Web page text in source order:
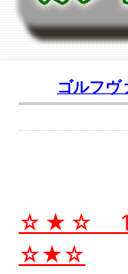
ゴルフ
☆★☆ 1
☆★☆